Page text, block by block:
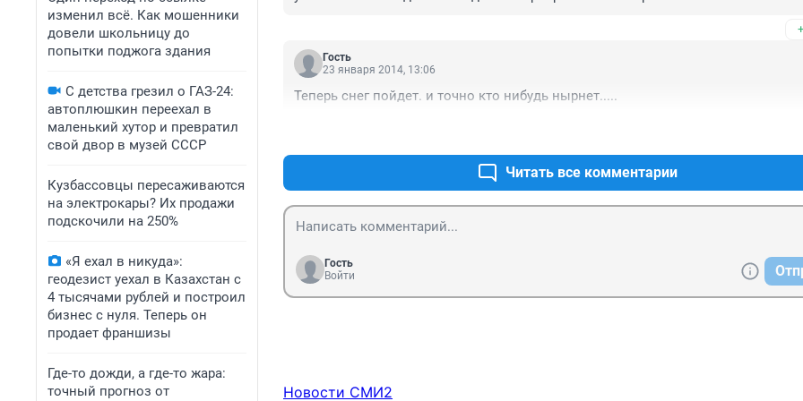
изменил всё. Как мошенники
довели школьницу до
попытки поджога здания
С детства грезил о ГАЗ-24:
автоплюшкин переехал в
маленький хутор и превратил
свой двор в музей СССР
Кузбассовцы пересаживаются
на электрокары? Их продажи
подскочили на 250%
«Я ехал в никуда»:
геодезист уехал в Казахстан с
4 тысячами рублей и построил
бизнес с нуля. Теперь он
продает франшизы
Где-то дожди, а где-то жара:
точный прогноз от
Гость
23 января 2014, 13:06
Теперь снег пойдет. и точно кто нибудь нырнет.....
Читать все комментарии
Гость
Войти
Новости СМИ2